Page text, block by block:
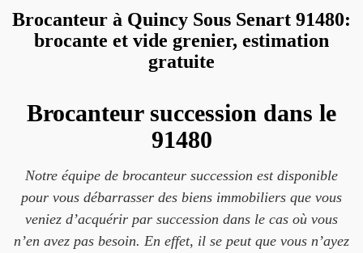
Brocanteur à Quincy Sous Senart 91480:
brocante et vide grenier, estimation
gratuite
Brocanteur succession dans le
91480
Notre équipe de brocanteur succession est disponible
pour vous débarrasser des biens immobiliers que vous
veniez d’acquérir par succession dans le cas où vous
n’en avez pas besoin. En effet, il se peut que vous n’ayez